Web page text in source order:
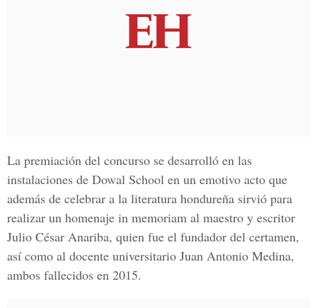
La premiación del concurso se desarrolló en las
instalaciones de Dowal School en un emotivo acto que
además de celebrar a la literatura hondureña sirvió para
realizar un homenaje in memoriam al maestro y escritor
Julio César Anariba, quien fue el fundador del certamen,
así como al docente universitario Juan Antonio Medina,
ambos fallecidos en 2015.